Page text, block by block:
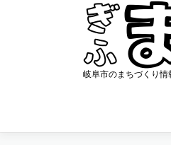
ッ
岐阜市のまちづくり